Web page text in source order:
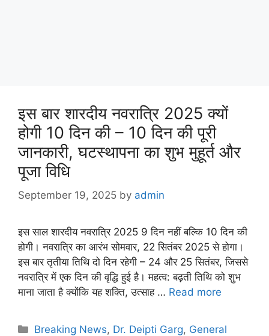
इस बार शारदीय नवरात्रि 2025 क्यों
होगी 10 दिन की – 10 दिन की पूरी
जानकारी, घटस्थापना का शुभ मुहूर्त और
पूजा विधि
September 19, 2025 by admin
इस साल शारदीय नवरात्रि 2025 9 दिन नहीं बल्कि 10 दिन की
होगी। नवरात्रि का आरंभ सोमवार, 22 सितंबर 2025 से होगा।
इस बार तृतीया तिथि दो दिन रहेगी – 24 और 25 सितंबर, जिससे
नवरात्रि में एक दिन की वृद्धि हुई है। महत्व: बढ़ती तिथि को शुभ
माना जाता है क्योंकि यह शक्ति, उत्साह … Read more
Categories
Breaking News, Dr. Deipti Garg, General